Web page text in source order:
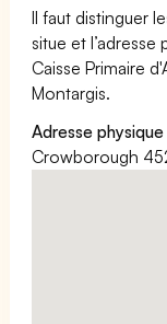
Il faut distinguer
situe et
Caisse Primaire
Montargis.
Adresse
Crowborough